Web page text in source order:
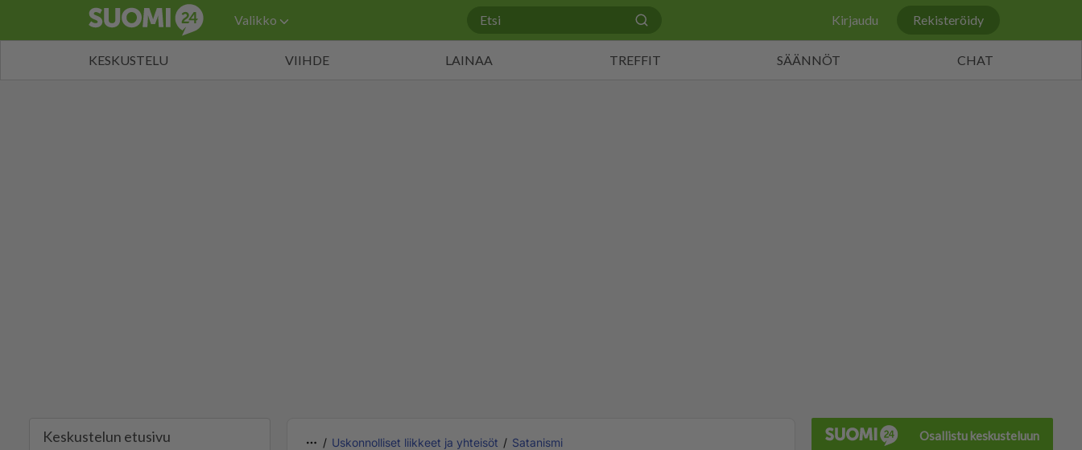
Valikko Kirjaudu Rekisteröidy
KESKUSTELU VIIHDE LAINAA TREFFIT SÄÄNNÖT CHAT
Keskustelun etusivu Uskonnolliset liikkeet ja yhteisöt Satanismi
Osallistu keskusteluun